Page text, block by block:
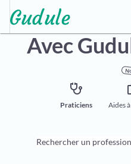
Avec
stethoscope
Praticiens Aides
Rechercher un